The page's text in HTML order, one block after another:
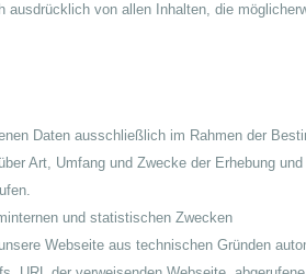
ausdrücklich von allen Inhalten, die
Daten ausschließlich im Rahmen der
Art, Umfang und Zwecke der Erhebung
und statistischen Zwecken
Webseite aus technischen Gründen